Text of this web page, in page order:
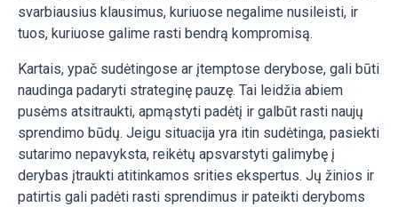
svarbiausius klausimus, kuriuose negalime nusileisti, ir
tuos, kuriuose galime rasti bendrą kompromisą.
Kartais, ypač sudėtingose ar įtemptose derybose, gali būti
naudinga padaryti strateginę pauzę. Tai leidžia abiem
pusėms atsitraukti, apmąstyti padėtį ir galbūt rasti naujų
sprendimo būdų. Jeigu situacija yra itin sudėtinga, pasiekti
sutarimo nepavyksta, reikėtų apsvarstyti galimybę į
derybas įtraukti atitinkamos srities ekspertus. Jų žinios ir
patirtis gali padėti rasti sprendimus ir pateikti deryboms